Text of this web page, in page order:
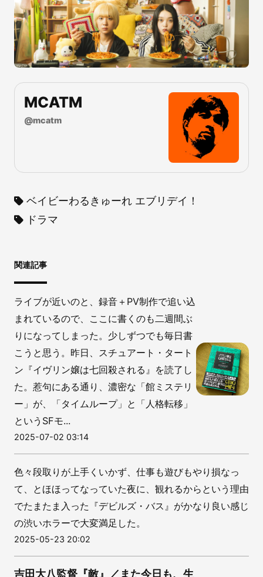
MCATM
@mcatm
ベイビーわるきゅーれ エブリデイ！
ドラマ
関連記事
ライブが近いのと、録音＋PV制作で追い込
まれているので、ここに書くのも二週間ぶ
りになってしまった。少しずつでも毎日書
こうと思う。昨日、スチュアート・タート
ン『イヴリン嬢は七回殺される』を読了し
た。惹句にある通り、濃密な「館ミステリ
ー」が、「タイムループ」と「人格転移」
というSFモ...
2025-07-02 03:14
色々段取りが上手くいかず、仕事も遊びもやり損なっ
て、とほほってなっていた夜に、観れるからという理由
でたまたま入った『デビルズ・バス』がかなり良い感じ
の渋いホラーで大変満足した。
2025-05-23 20:02
吉田大八監督『敵』／また今日も、生